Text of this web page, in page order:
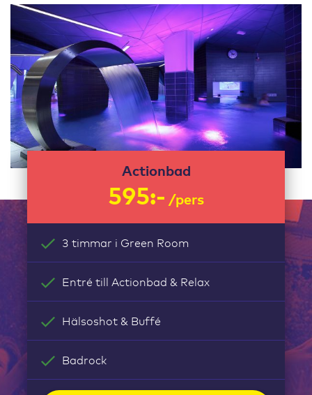
Actionbad
595:- /pers
3 timmar i Green Room
Entré till Actionbad & Relax
Hälsoshot & Buffé
Badrock